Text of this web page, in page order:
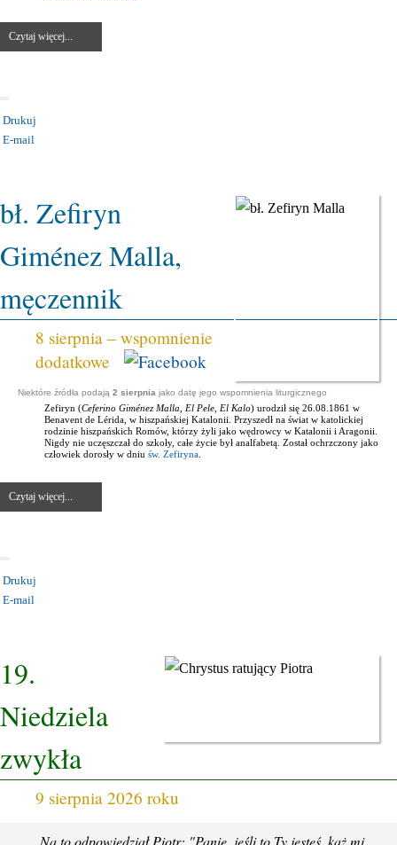
Czytaj więcej...
Drukuj
E-mail
bł. Zefiryn
Giménez Malla,
męczennik
8 sierpnia – wspomnienie
dodatkowe
Niektóre źródła podają 2 sierpnia jako datę jego wspomnienia liturgicznego
Zefiryn (Ceferino Giménez Malla El Pele El Kalo) urodził się 26.08.1861 w
Benavent de Lérida, w hiszpańskiej Katalonii. Przyszedł na świat w katolickiej
rodzinie hiszpańskich Romów, którzy żyli jako wędrowcy w Katalonii i Aragonii.
Nigdy nie uczęszczał do szkoły, całe życie był analfabetą. Został ochrzczony jako
człowiek dorosły w dniu św. Zefiryna
Czytaj więcej...
Drukuj
E-mail
19.
Niedziela
zwykła
9 sierpnia 2026 roku
Na to odpowiedział Piotr: "Panie, jeśli to Ty jesteś, każ mi